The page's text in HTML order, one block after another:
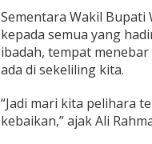
r
y
a
N
g
e
t
e
Sementara Wakil Bupati
kepada semua yang
ibadah, tempat
ada di sekeliling kita.
“Jadi mari kita pelihara
kebaikan,” ajak Ali